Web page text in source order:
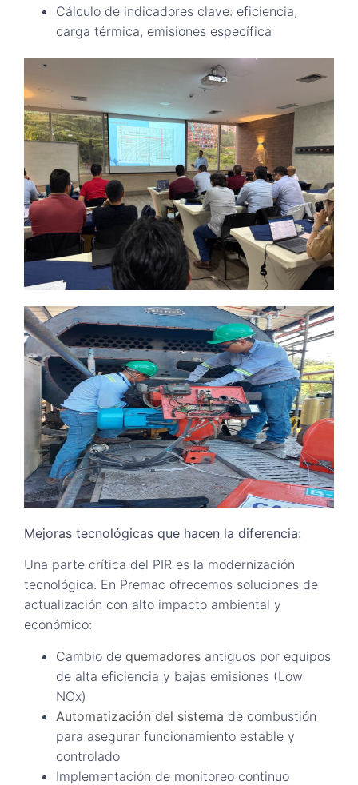
Cálculo de indicadores clave: eficiencia,
carga térmica, emisiones específica
Mejoras tecnológicas que hacen la diferencia:
Una parte crítica del PIR es la modernización
tecnológica. En Premac ofrecemos soluciones de
actualización con alto impacto ambiental y
económico:
Cambio de quemadores antiguos por equipos
de alta eficiencia y bajas emisiones (Low
NOx)
Automatización del sistema de combustión
para asegurar funcionamiento estable y
controlado
Implementación de monitoreo continuo